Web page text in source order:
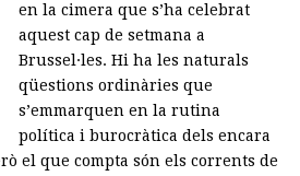
en la cimera que s’ha celebrat
aquest cap de setmana a
Brussel·les. Hi ha les naturals
qüestions ordinàries que
s’emmarquen en la rutina
política i burocràtica dels encara
el que compta són els corrents de